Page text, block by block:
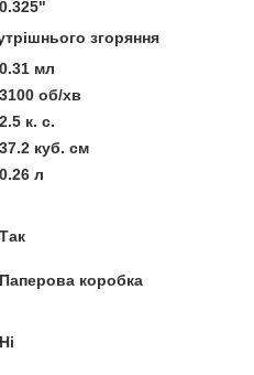
0.325"
згоряння
0.31 мл
3100 об/хв
2.5 к. с.
37.2 куб. см
0.26 л
Так
Паперова коробка
Ні